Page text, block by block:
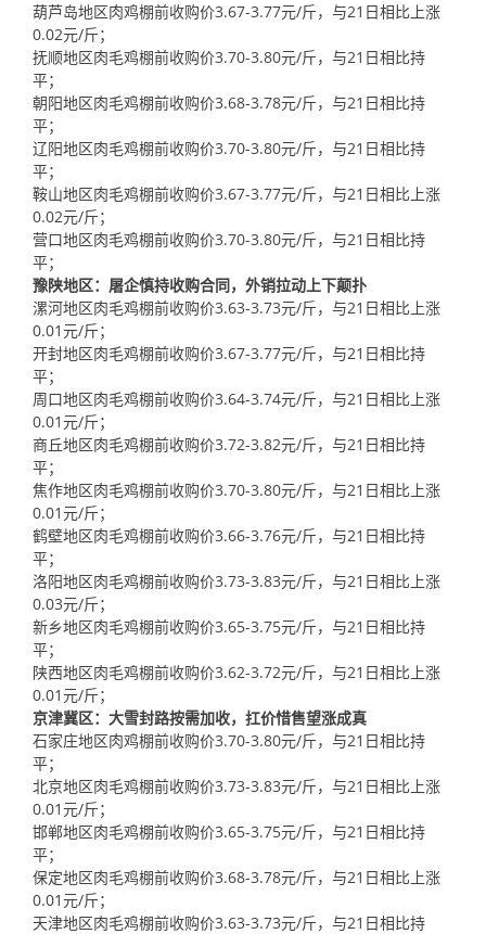
葫芦岛地区肉鸡棚前收购价3.67-3.77元/斤，与21日相比上涨
0.02元/斤；
抚顺地区肉毛鸡棚前收购价3.70-3.80元/斤，与21日相比持
平；
朝阳地区肉毛鸡棚前收购价3.68-3.78元/斤，与21日相比持
平；
辽阳地区肉毛鸡棚前收购价3.70-3.80元/斤，与21日相比持
平；
鞍山地区肉毛鸡棚前收购价3.67-3.77元/斤，与21日相比上涨
0.02元/斤；
营口地区肉毛鸡棚前收购价3.70-3.80元/斤，与21日相比持
平；
豫陕地区：屠企慎持收购合同，外销拉动上下颠扑
漯河地区肉毛鸡棚前收购价3.63-3.73元/斤，与21日相比上涨
0.01元/斤；
开封地区肉毛鸡棚前收购价3.67-3.77元/斤，与21日相比持
平；
周口地区肉毛鸡棚前收购价3.64-3.74元/斤，与21日相比上涨
0.01元/斤；
商丘地区肉毛鸡棚前收购价3.72-3.82元/斤，与21日相比持
平；
焦作地区肉毛鸡棚前收购价3.70-3.80元/斤，与21日相比上涨
0.01元/斤；
鹤壁地区肉毛鸡棚前收购价3.66-3.76元/斤，与21日相比持
平；
洛阳地区肉毛鸡棚前收购价3.73-3.83元/斤，与21日相比上涨
0.03元/斤；
新乡地区肉毛鸡棚前收购价3.65-3.75元/斤，与21日相比持
平；
陕西地区肉毛鸡棚前收购价3.62-3.72元/斤，与21日相比上涨
0.01元/斤；
京津冀区：大雪封路按需加收，扛价惜售望涨成真
石家庄地区肉鸡棚前收购价3.70-3.80元/斤，与21日相比持
平；
北京地区肉毛鸡棚前收购价3.73-3.83元/斤，与21日相比上涨
0.01元/斤；
邯郸地区肉毛鸡棚前收购价3.65-3.75元/斤，与21日相比持
平；
保定地区肉毛鸡棚前收购价3.68-3.78元/斤，与21日相比上涨
0.01元/斤；
天津地区肉毛鸡棚前收购价3.63-3.73元/斤，与21日相比持